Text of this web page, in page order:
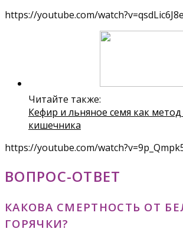
https://youtube.com/
Читайте также:
Кефир и льняное семя как метод
кишечника
https://youtube.com/
ВОПРОС-ОТВЕТ
КАКОВА СМЕРТНОСТЬ ОТ
ГОРЯЧКИ?